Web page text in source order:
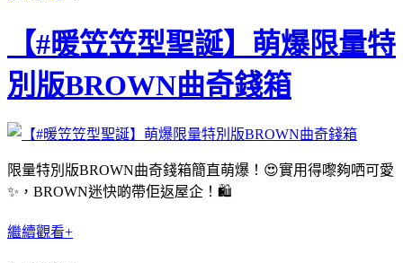
【#暖笠笠型聖誕】萌爆限量特
別版BROWN曲奇錢箱
限量特別版BROWN曲奇錢箱簡直萌爆！😍實用得嚟夠哂可愛
✨，BROWN迷快啲帶佢返屋企！🛍
繼續觀看+